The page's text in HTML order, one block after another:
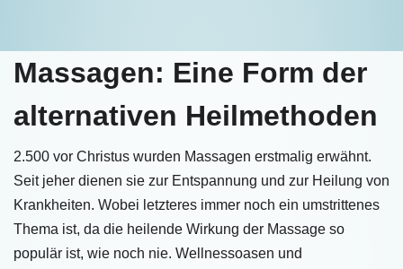
Massagen: Eine Form der
alternativen Heilmethoden
2.500 vor Christus wurden Massagen erstmalig erwähnt.
Seit jeher dienen sie zur Entspannung und zur Heilung von
Krankheiten. Wobei letzteres immer noch ein umstrittenes
Thema ist, da die heilende Wirkung der Massage so
populär ist, wie noch nie. Wellnessoasen und